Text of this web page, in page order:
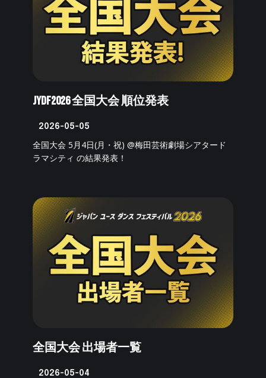
JYDF2026 全国大会 順位発表
2026-05-05
全国大会 5月4日(月・祝) @梅田芸術劇場シアタード
ラマシティ の結果発表！
全国大会 出場者一覧
2026-05-04